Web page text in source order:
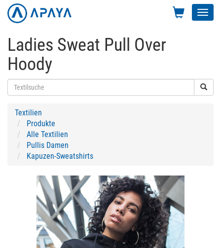
Ladies Sweat Pull Over
Hoody
Textilien
Produkte
Alle Textilien
Pullis Damen
Kapuzen-Sweatshirts
Previous Next